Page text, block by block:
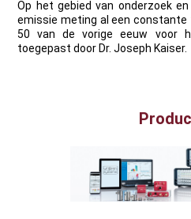
Op het gebied van onderzoek
emissie meting al een constante
50 van de vorige eeuw voor
toegepast door Dr. Joseph Kaiser.